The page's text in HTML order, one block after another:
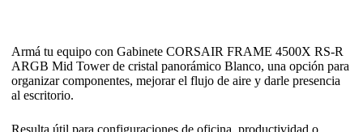
Armá tu equipo con Gabinete CORSAIR FRAME 4500X RS-R
ARGB Mid Tower de cristal panorámico Blanco, una opción para
organizar componentes, mejorar el flujo de aire y darle presencia
al escritorio.